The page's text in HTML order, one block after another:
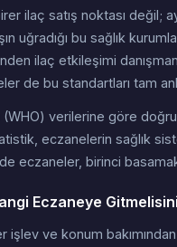
ilaç satış noktası değil;
uğradığı bu sağlık
ilaç etkileşimi
de bu standartları tam
(WHO) verilerine göre
eczanelerin sağlık
eczaneler, birinci
Eczaneye
ve konum bakımından